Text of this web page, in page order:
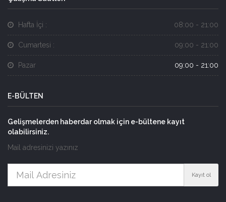
Hafta İçi : 08:00 - 21:00
Cumartesi : 09:00 - 21:00
Pazar 09:00 - 21:00
E-BÜLTEN
Gelişmelerden haberdar olmak için e-bültene kayıt
olabilirsiniz.
Mail adresinizi yazınız
Kayıt ol